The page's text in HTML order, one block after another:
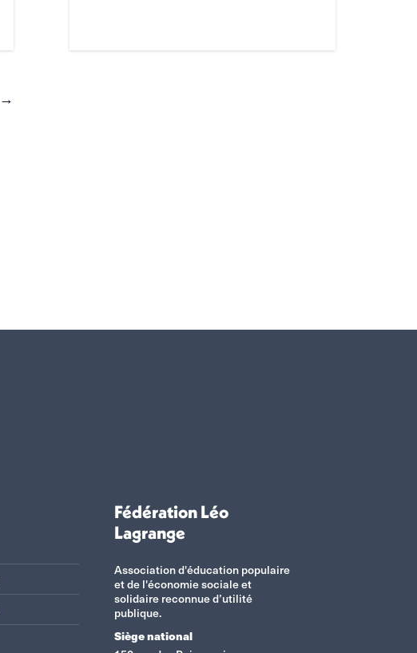
→
Fédération Léo
Lagrange
Association d'éducation populaire
et de l'économie sociale et
solidaire reconnue d’utilité
publique.
Siège national